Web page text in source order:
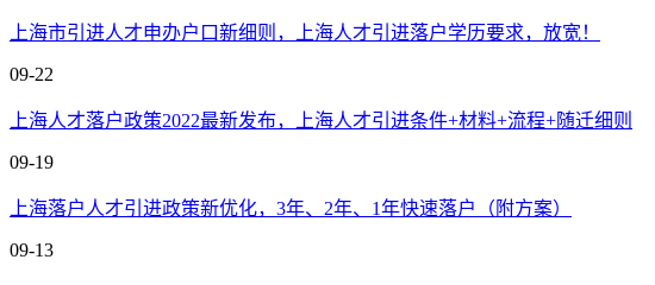
上海市引进人才申办户口新细则，上海人才引进落户学历要求，放宽！
09-22
上海人才落户政策2022最新发布，上海人才引进条件+材料+流程+随迁细则
09-19
上海落户人才引进政策新优化，3年、2年、1年快速落户（附方案）
09-13